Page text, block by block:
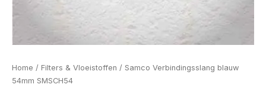
Home / Filters & Vloeistoffen / Samco Verbindingsslang blauw
54mm SMSCH54